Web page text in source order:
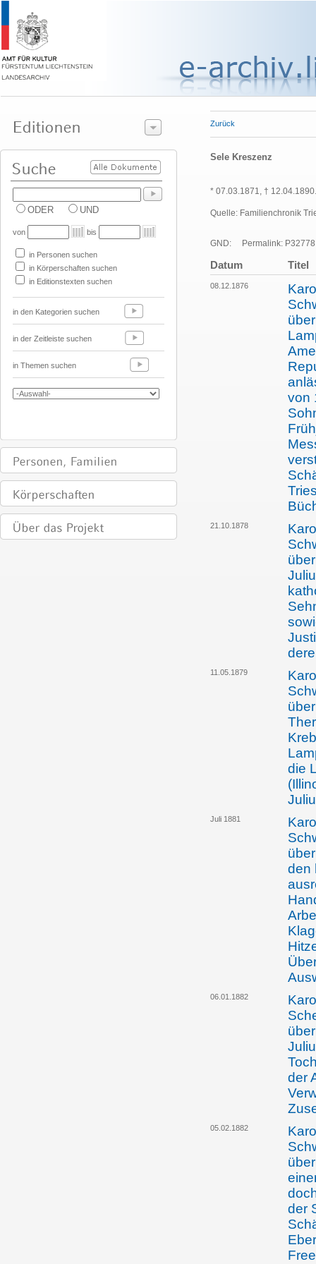
ODER UND
von bis
in Personen suchen
in Körperschaften suchen
in Editionstexten suchen
in den Kategorien suchen
in der Zeitleiste suchen
in Themen suchen
Zurück
Sele Kreszenz
* 07.03.1871, †
Quelle: Familienchronik
GND: Permalink: P32778
Datum Titel
08.12.1876
von
21.10.1878
11.05.1879
die
Juli 1881
den
06.01.1882
der
05.02.1882
der